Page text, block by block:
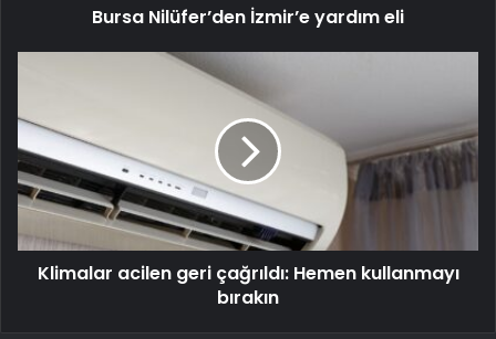
Bursa Nilüfer’den İzmir’e yardım eli
Klimalar acilen geri çağrıldı: Hemen kullanmayı
bırakın